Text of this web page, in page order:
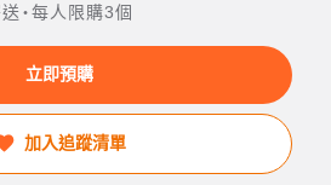
・每人限購3個
立即預購
加入追蹤清單